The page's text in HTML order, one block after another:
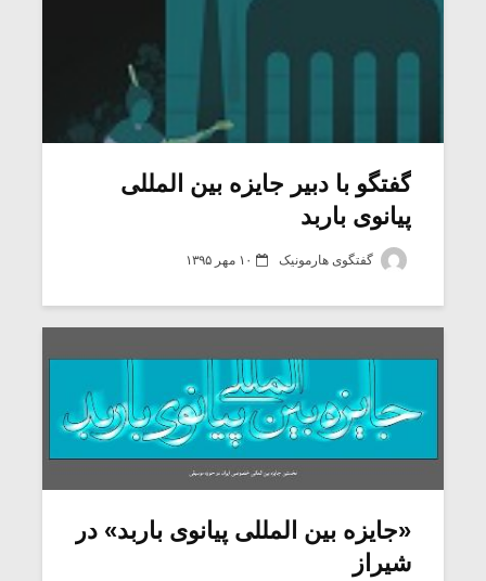
گفتگو با دبیر جایزه بین المللی
پیانوی باربد
گفتگوی هارمونیک ۱۰ مهر ۱۳۹۵
«جایزه بین‏ المللی پیانوی باربد» در
شیراز